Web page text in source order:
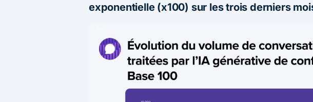
exponentielle (x100) sur les trois derniers